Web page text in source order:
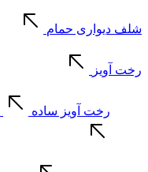
شلف دیواری حمام
رخت آویز
رخت آویز ساده